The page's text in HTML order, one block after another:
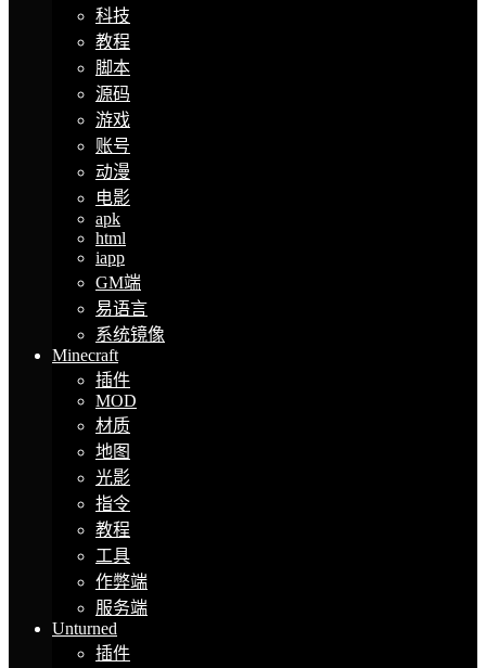
科技
教程
脚本
源码
游戏
账号
动漫
电影
apk
html
iapp
GM端
易语言
系统镜像
Minecraft
插件
MOD
材质
地图
光影
指令
教程
工具
作弊端
服务端
Unturned
插件